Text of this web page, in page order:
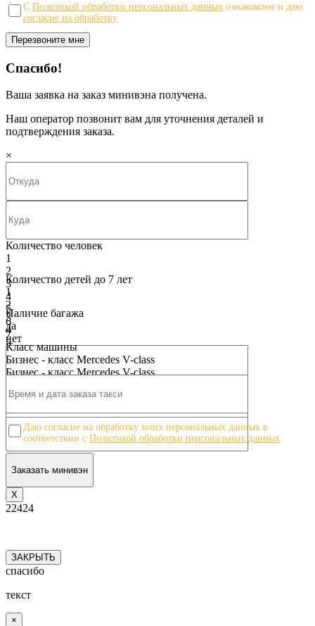
С Политикой обработки персональных данных ознакомлен и даю
согласие на обработку
Спасибо!
Ваша заявка на заказ минивэна получена.
Наш оператор позвонит вам для уточнения деталей и
подтверждения заказа.
×
Количество человек
1
2
3
4
5
6
7
8
9
10
Количество детей до 7 лет
1
2
3
4
5
6
7
9
Наличие багажа
да
нет
Класс машины
Бизнес - класс Mercedes V-class
Бизнес - класс Mercedes V-class
Даю согласие на обработку моих персональных данных в
соответствии с Политикой обработки персональных данных
Х
22424
ЗАКРЫТЬ
спасибо
текст
×